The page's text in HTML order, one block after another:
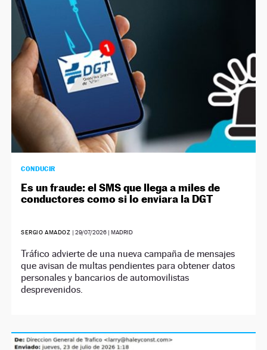
NEWSLETTER
SÍGUENOS
CONDUCIR
Es un fraude: el SMS que llega a miles de
conductores como si lo enviara la DGT
SERGIO AMADOZ | 29/07/2026| MADRID
Tráfico advierte de una nueva campaña de mensajes
que avisan de multas pendientes para obtener datos
personales y bancarios de automovilistas
desprevenidos.